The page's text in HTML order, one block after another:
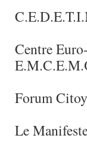
Centre
Forum
Le